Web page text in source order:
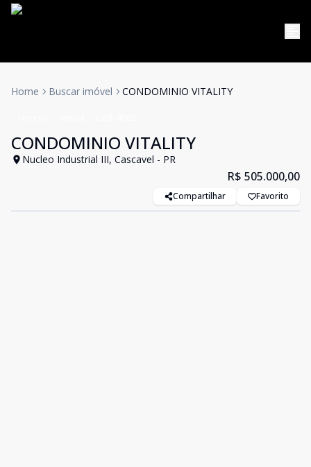
Home Buscar imóvel CONDOMINIO VITALITY
CONDOMINIO VITALITY
Nucleo Industrial III, Cascavel - PR
R$ 505.000,00
Compartilhar Favorito